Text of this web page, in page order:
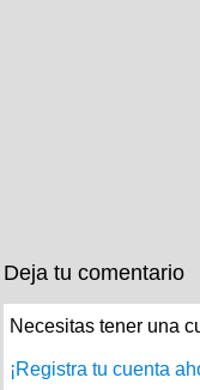
Deja tu comentario
Necesitas tener una
¡Registra tu cuenta